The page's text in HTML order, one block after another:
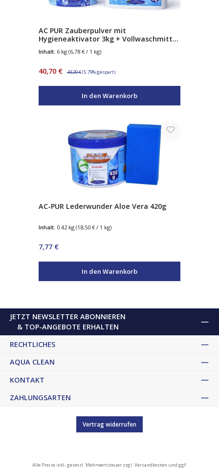
AC PUR Zauberpulver mit
Hygieneaktivator 3kg + Vollwaschmittel
Inhalt: 6 kg (6,78 € / 1 kg)
Verkaufspreis:
40,70 € Regulärer Preis:
43,20 €(5.79% gespart)
In den Warenkorb
AC-PUR Lederwunder Aloe Vera 420g
Inhalt: 0.42 kg (18,50 € / 1 kg)
Regulärer Preis:
7,77 €
In den Warenkorb
JETZT NEWSLETTER ABONNIEREN
& TOP-ANGEBOTE ERHALTEN
KONTAKT
RECHTLICHES
AQUA CLEAN
ZAHLUNGSARTEN
Vertrag widerrufen
Alle Preise inkl. gesetzl. Mehrwertsteuer zzgl. Versandkosten und ggf.